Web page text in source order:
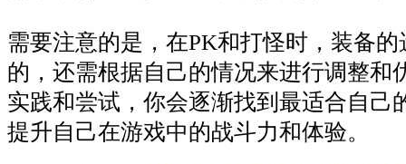
需要注意的是，在PK和打怪时，装备
的，还需根据自己的情况来进行调整和
实践和尝试，你会逐渐找到最适合自己
提升自己在游戏中的战斗力和体验。